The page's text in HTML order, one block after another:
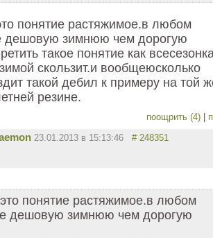
понятие растяжимое.в любом
дешовую зимнюю чем дорогую
такое понятие как
скользит.и вообщеюсколько
такой дебил к примеру на той
резине.
поощрить (4)
23.01.2013 в 15:13:46 # 248351
понятие растяжимое.в любом
дешовую зимнюю чем дорогую